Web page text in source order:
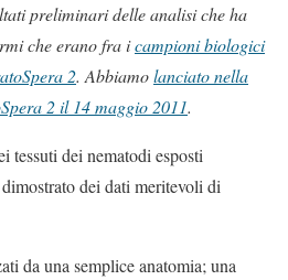
preliminari delle analisi che ha
che erano fra icampioni biologici
2. Abbiamolanciato nella
2 il 14 maggio 2011.
tessuti dei nematodi esposti
dei dati meritevoli di
da una semplice anatomia; una